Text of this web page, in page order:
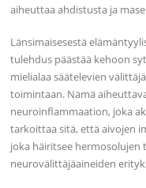
aiheuttaa ahdistusta ja
Länsimaisesestä
tulehdus päästää kehoon
mielialaa säätelevien
toimintaan. Nämä
neuroinflammaation, joka
tarkoittaa sitä, että aivojen
joka häiritsee
neurovälittäjäaineiden